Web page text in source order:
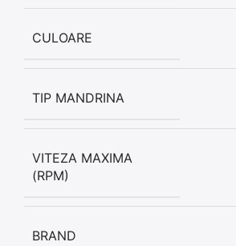
CULOARE
TIP MANDRINA
VITEZA MAXIMA
(RPM)
BRAND